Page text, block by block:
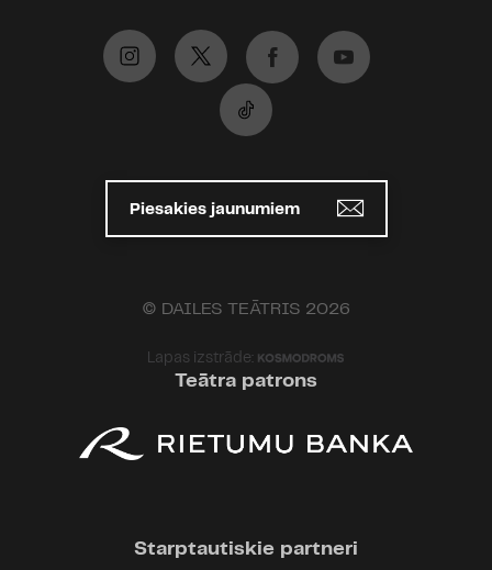
Piesakies jaunumiem
© DAILES TEĀTRIS 2026
Lapas izstrāde:
Teātra patrons
Starptautiskie partneri